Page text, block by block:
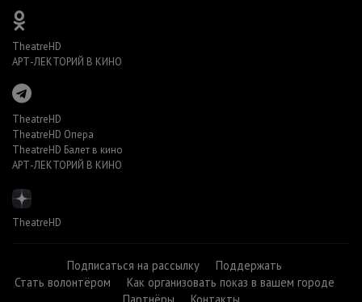
TheatreHD
АРТ-ЛЕКТОРИЙ В КИНО
TheatreHD
TheatreHD Опера
TheatreHD Балет в кино
АРТ-ЛЕКТОРИЙ В КИНО
TheatreHD
Подписаться на рассылку
Поддержать
Стать волонтёром
Как организовать показ в вашем городе